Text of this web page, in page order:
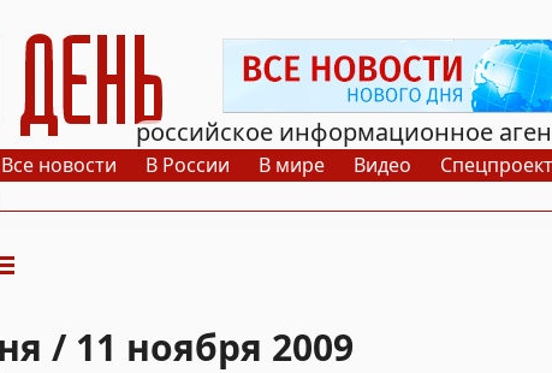
День
российское информационное
Все новости В России В мире Видео
/ 11 ноября 2009